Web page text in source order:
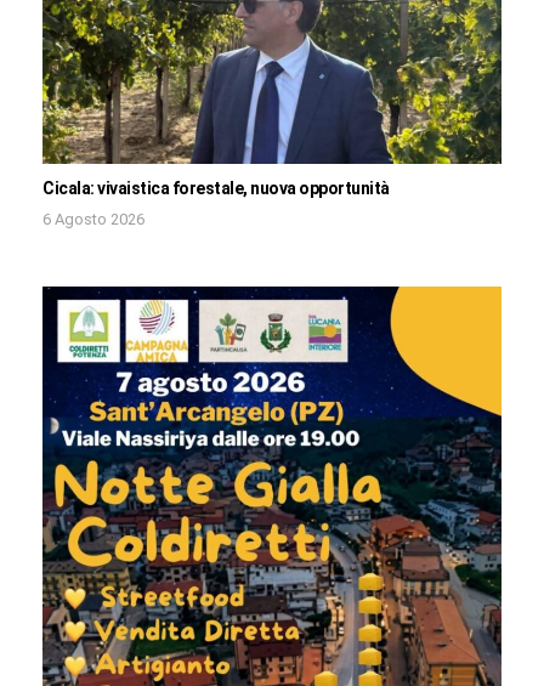
Cicala: vivaistica forestale, nuova opportunità
6 Agosto 2026